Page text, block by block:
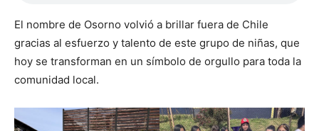
El nombre de Osorno volvió a brillar fuera de Chile
gracias al esfuerzo y talento de este grupo de niñas, que
hoy se transforman en un símbolo de orgullo para toda la
comunidad local.